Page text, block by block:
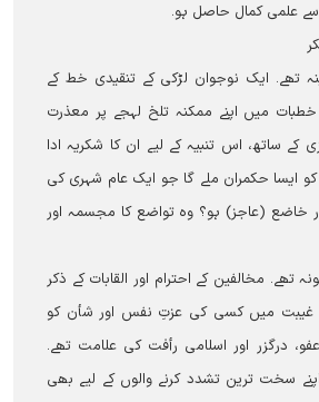
سے علمی کمال حاصل ہو۔
تھے۔ ایک نوجوان لڑکی کے تنقیدی خط کے
میں اپنے ممکنہ تلخ لہجے پر معذرت
کے ساتھ، اس تنبیہ کے لیے ان کا شکریہ ادا
کو ایسا حکمران ملے گا جو ایک عام شہری کی
خاضع (عاجز) ہو؟ وہ تواضع کا مجسمہ اور
تھے۔ مخالفین کے احترام اور القابات کے ذکر
غیبت میں کسی کی عزتِ نفس اور شأن کو
درگزر اور اسلامی رأفت کی علامت تھے۔
سخت ترین تشدد کرنے والوں کے لیے بھی